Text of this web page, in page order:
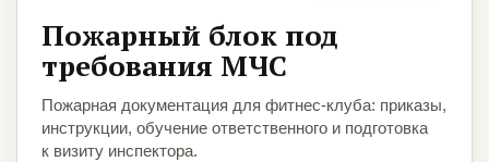
Пожарный блок под
требования МЧС
Пожарная документация для фитнес-клуба: приказы,
инструкции, обучение ответственного и подготовка
к визиту инспектора.